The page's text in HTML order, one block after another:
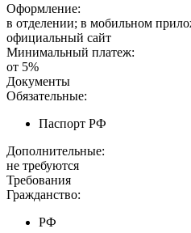
Оформление:
в отделении; в мобильном
официальный сайт
Минимальный платеж:
от 5%
Документы
Обязательные:
Паспорт РФ
Дополнительные:
не требуются
Требования
Гражданство:
РФ